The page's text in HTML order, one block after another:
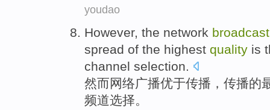
youdao
However, the network broadcast
spread of the highest quality is
channel selection
然而网络广播优于传播 ，传播的
频道选择 。